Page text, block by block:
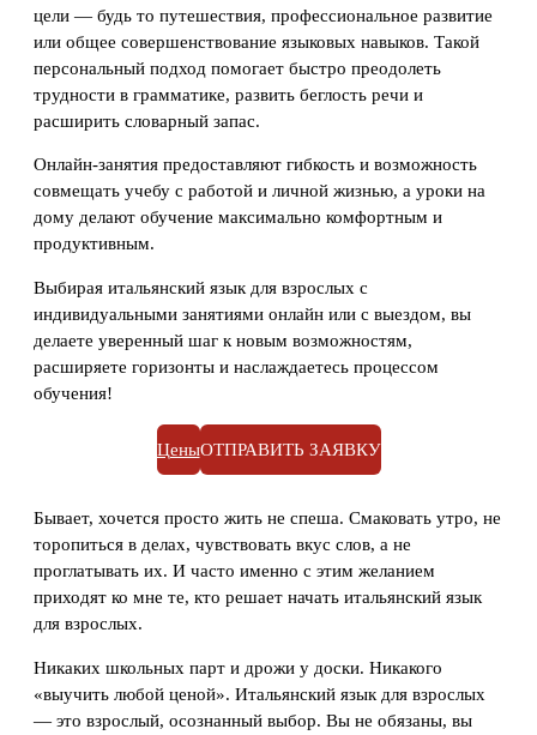
цели — будь то путешествия, профессиональное развитие
или общее совершенствование языковых навыков. Такой
персональный подход помогает быстро преодолеть
трудности в грамматике, развить беглость речи и
расширить словарный запас.
Онлайн-занятия предоставляют гибкость и возможность
совмещать учебу с работой и личной жизнью, а уроки на
дому делают обучение максимально комфортным и
продуктивным.
Выбирая итальянский язык для взрослых с
индивидуальными занятиями онлайн или с выездом, вы
делаете уверенный шаг к новым возможностям,
расширяете горизонты и наслаждаетесь процессом
обучения!
ЦеныОТПРАВИТЬ ЗАЯВКУ
Бывает, хочется просто жить не спеша. Смаковать утро, не
торопиться в делах, чувствовать вкус слов, а не
проглатывать их. И часто именно с этим желанием
приходят ко мне те, кто решает начать итальянский язык
для взрослых.
Никаких школьных парт и дрожи у доски. Никакого
«выучить любой ценой». Итальянский язык для взрослых
— это взрослый, осознанный выбор. Вы не обязаны, вы